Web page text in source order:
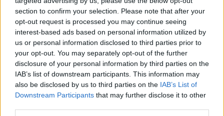
section to confirm your selection. Please note that after your
opt-out request is processed you may continue seeing
interest-based ads based on personal information utilized by
us or personal information disclosed to third parties prior to
your opt-out. You may separately opt-out of the further
disclosure of your personal information by third parties on the
IAB’s list of downstream participants. This information may
also be disclosed by us to third parties on the IAB’s List of
Downstream Participants that may further disclose it to other